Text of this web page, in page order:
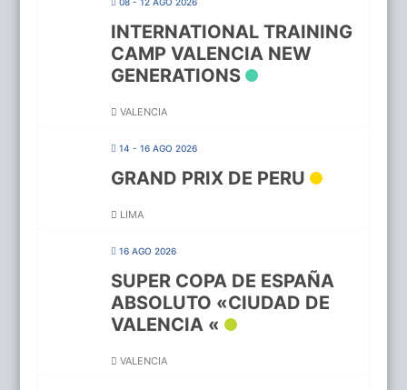
INTERNATIONAL TRAINING
CAMP VALENCIA NEW
GENERATIONS
VALENCIA
14 - 16 AGO 2026
GRAND PRIX DE PERU
LIMA
16 AGO 2026
SUPER COPA DE ESPAÑA
ABSOLUTO «CIUDAD DE
VALENCIA «
VALENCIA